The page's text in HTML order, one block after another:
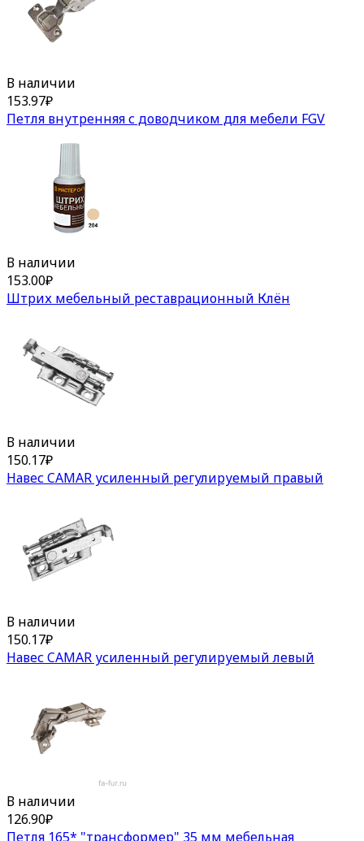
В наличии
153.97₽
Петля внутренняя с доводчиком для мебели FGV
В наличии
153.00₽
Штрих мебельный реставрационный Клён
В наличии
150.17₽
Навес CAMAR усиленный регулируемый правый
В наличии
150.17₽
Навес CAMAR усиленный регулируемый левый
В наличии
126.90₽
Петля 165* "трансформер" 35 мм мебельная